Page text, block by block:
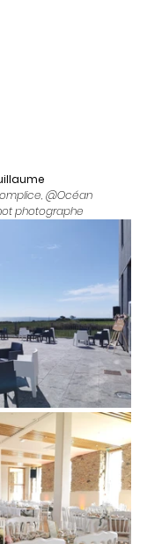
@Océan
photographe